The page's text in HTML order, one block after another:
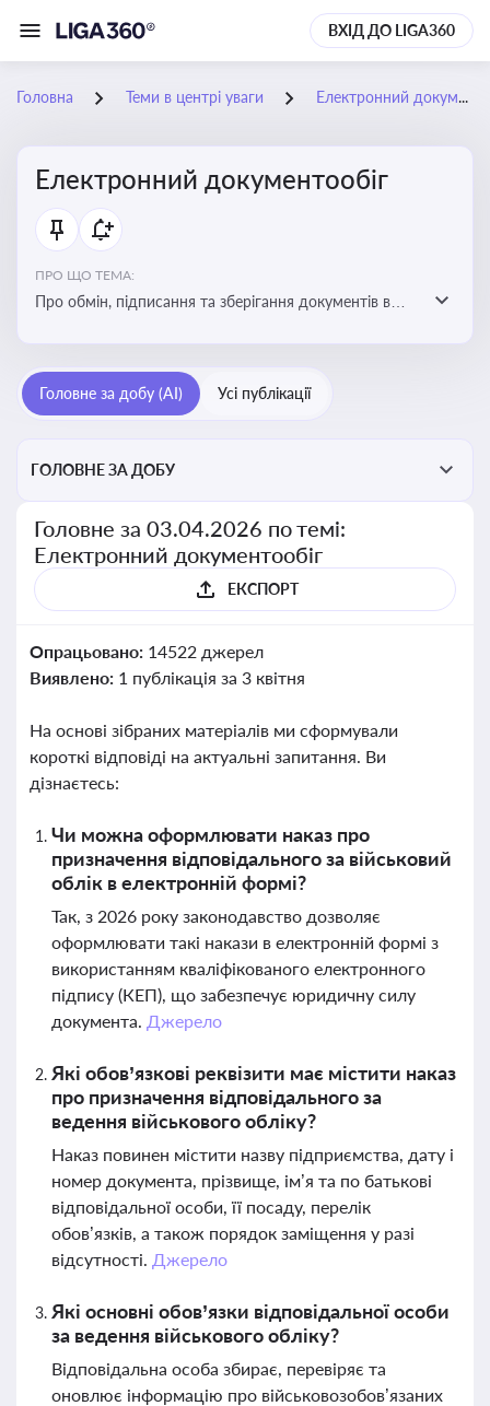
ВХІД ДО LIGA360
Головна Теми в центрі уваги Електронний документообіг
Електронний документообіг
ПРО ЩО ТЕМА:
Про обмін, підписання та зберігання документів в
Головне за добу (AI) Усі публікації
ГОЛОВНЕ ЗА ДОБУ
Головне за 03.04.2026 по темі:
Електронний документообіг
ЕКСПОРТ
Опрацьовано: 14522 джерел
Виявлено: 1 публікація за 3 квітня
На основі зібраних матеріалів ми сформували
короткі відповіді на актуальні запитання. Ви
дізнаєтесь:
Чи можна оформлювати наказ про
призначення відповідального за військовий
облік в електронній формі?
Так, з 2026 року законодавство дозволяє
оформлювати такі накази в електронній формі з
використанням кваліфікованого електронного
підпису (КЕП), що забезпечує юридичну силу
документа. Джерело
Які обов’язкові реквізити має містити наказ
про призначення відповідального за
ведення військового обліку?
Наказ повинен містити назву підприємства, дату і
номер документа, прізвище, ім’я та по батькові
відповідальної особи, її посаду, перелік
обов’язків, а також порядок заміщення у разі
відсутності. Джерело
Які основні обов’язки відповідальної особи
за ведення військового обліку?
Відповідальна особа збирає, перевіряє та
оновлює інформацію про військовозобов’язаних